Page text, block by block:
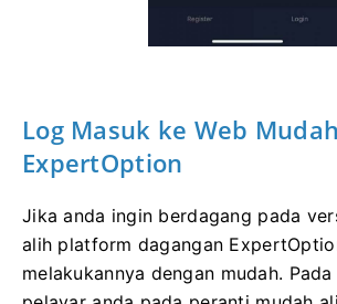
Log Masuk ke Web
ExpertOption
Jika anda ingin berdagang pada
alih platform dagangan
melakukannya dengan mudah.